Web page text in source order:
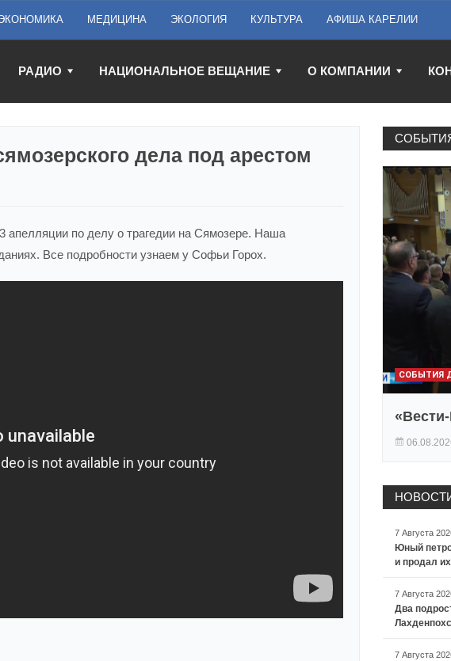
МЕДИЦИНА ЭКОЛОГИЯ КУЛЬТУРА АФИША КАРЕЛИИ
РАДИО НАЦИОНАЛЬНОЕ ВЕЩАНИЕ О КОМПАНИИ
дела под арестом
апелляции по делу о трагедии на Сямозере. Наша
Все подробности узнаем у Софьи Горох.
СОБЫТИЯ
7 Августа
Юный
и продал их
7 Августа
Два
7 Августа